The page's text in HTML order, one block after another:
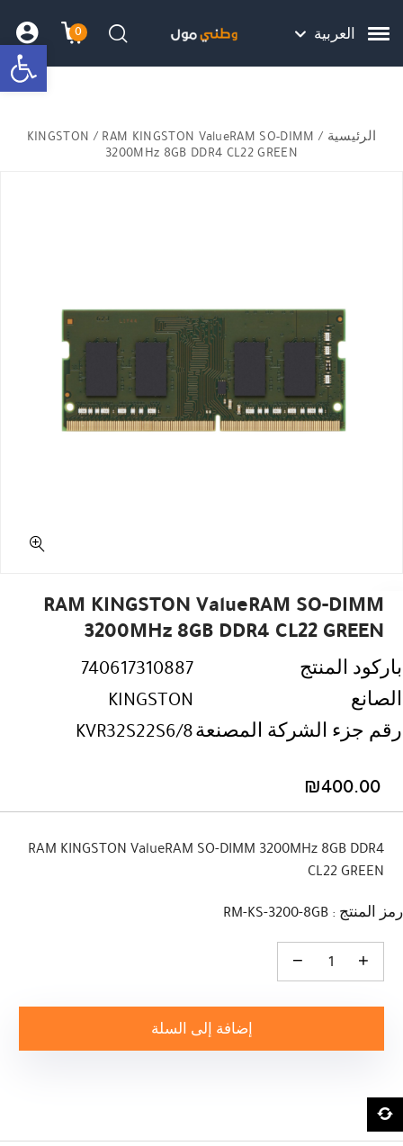
هل نزلت التطبيق ليصلك كل جديد ؟
العربية 0
עגלתחיפוש
الرئيسية /
KINGSTON / RAM KINGSTON ValueRAM SO-DIMM
3200MHz 8GB DDR4 CL22 GREEN
RAM KINGSTON ValueRAM SO-DIMM
3200MHz 8GB DDR4 CL22 GREEN
باركود المنتج
740617310887
الصانع
KINGSTON
رقم جزء الشركة المصنعةKVR32S22S6/8
₪400.00
RAM KINGSTON ValueRAM SO-DIMM 3200MHz 8GB DDR4
CL22 GREEN
رمز المنتج : RM-KS-3200-8GB
كمية RAM KINGSTON ValueRAM SO-DIMM 3200MHz 8GB DDR4 CL22 GREEN
إضافة إلى السلة